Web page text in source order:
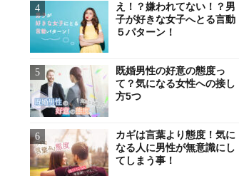
え！？嫌われてない！？男
子が好きな女子へとる言動
５パターン！
既婚男性の好意の態度っ
て？気になる女性への接し
方5つ
カギは言葉より態度！気に
なる人に男性が無意識にし
てしまう事！